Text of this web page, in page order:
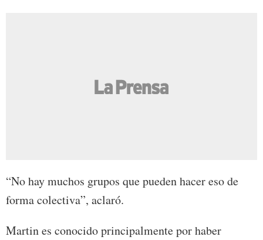
“No hay muchos grupos que pueden hacer eso de
forma colectiva”, aclaró.
Martin es conocido principalmente por haber